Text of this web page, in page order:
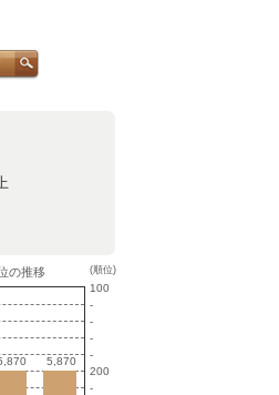
の推移
5,870
5,870
(順位)
100
-
-
-
-
200
-